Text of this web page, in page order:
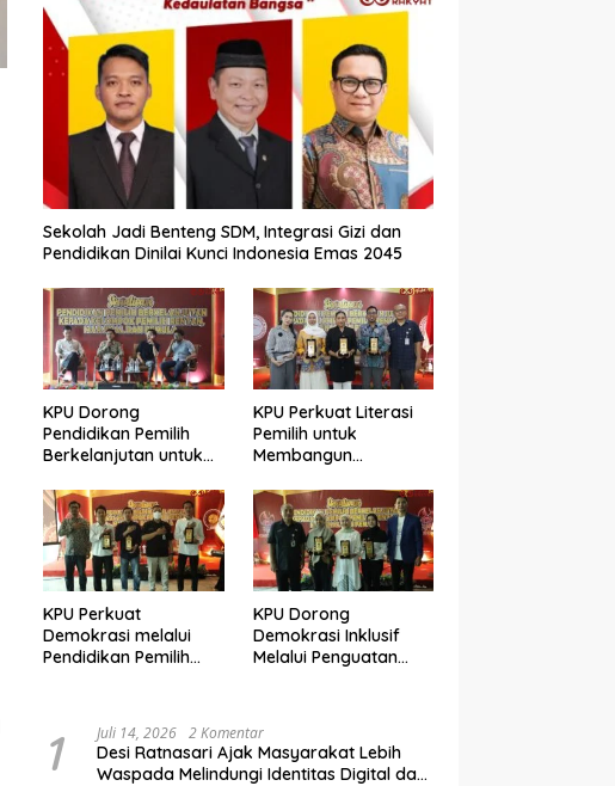
Sekolah Jadi Benteng SDM, Integrasi Gizi dan
Pendidikan Dinilai Kunci Indonesia Emas 2045
KPU Dorong
Pendidikan Pemilih
Berkelanjutan untuk
Demokrasi
KPU Perkuat Literasi
Pemilih untuk
Membangun
Berkualitas
KPU Perkuat
Demokrasi melalui
Pendidikan Pemilih
Marjinal, dan Pemula
KPU Dorong
Demokrasi Inklusif
Melalui Penguatan
1 Juli 14, 2026 2 Komentar
Desi Ratnasari Ajak Masyarakat Lebih
Waspada Melindungi Identitas Digital dan